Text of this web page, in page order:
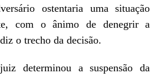
ostentaria uma situação
com o ânimo de denegrir a
o trecho da decisão.
determinou a suspensão da